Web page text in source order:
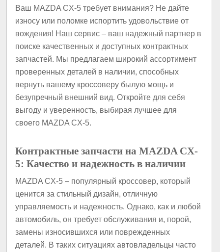
Ваш MAZDA CX-5 требует внимания? Не дайте
износу или поломке испортить удовольствие от
вождения! Наш сервис – ваш надежный партнер в
поиске качественных и доступных контрактных
запчастей. Мы предлагаем широкий ассортимент
проверенных деталей в наличии, способных
вернуть вашему кроссоверу былую мощь и
безупречный внешний вид. Откройте для себя
выгоду и уверенность, выбирая лучшее для
своего MAZDA CX-5.
Контрактные запчасти на MAZDA CX-
5: Качество и надежность в наличии
MAZDA CX-5 – популярный кроссовер, который
ценится за стильный дизайн, отличную
управляемость и надежность. Однако, как и любой
автомобиль, он требует обслуживания и, порой,
замены износившихся или поврежденных
деталей. В таких ситуациях автовладельцы часто